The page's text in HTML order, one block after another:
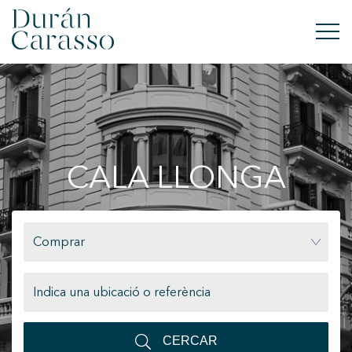
COMPRAR
LLOGAR
VENDRE
GRUP DC
CALA LLONGA
Comprar
CERCAR